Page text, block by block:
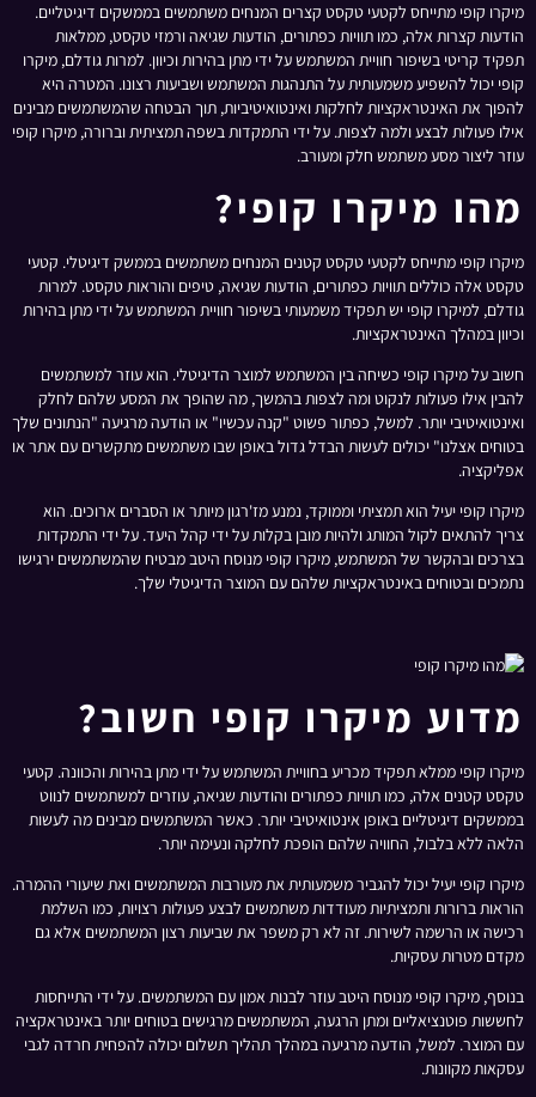
מיקרו קופי מתייחס לקטעי טקסט קצרים המנחים משתמשים בממשקים דיגיטליים.
הודעות קצרות אלה, כמו תוויות כפתורים, הודעות שגיאה ורמזי טקסט, ממלאות
תפקיד קריטי בשיפור חוויית המשתמש על ידי מתן בהירות וכיוון. למרות גודלם, מיקרו
קופי יכול להשפיע משמעותית על התנהגות המשתמש ושביעות רצונו. המטרה היא
להפוך את האינטראקציות לחלקות ואינטואיטיביות, תוך הבטחה שהמשתמשים מבינים
אילו פעולות לבצע ולמה לצפות. על ידי התמקדות בשפה תמציתית וברורה, מיקרו קופי
עוזר ליצור מסע משתמש חלק ומעורב.
מהו מיקרו קופי?
מיקרו קופי מתייחס לקטעי טקסט קטנים המנחים משתמשים בממשק דיגיטלי. קטעי
טקסט אלה כוללים תוויות כפתורים, הודעות שגיאה, טיפים והוראות טקסט. למרות
גודלם, למיקרו קופי יש תפקיד משמעותי בשיפור חוויית המשתמש על ידי מתן בהירות
וכיוון במהלך האינטראקציות.
חשוב על מיקרו קופי כשיחה בין המשתמש למוצר הדיגיטלי. הוא עוזר למשתמשים
להבין אילו פעולות לנקוט ומה לצפות בהמשך, מה שהופך את המסע שלהם לחלק
ואינטואיטיבי יותר. למשל, כפתור פשוט "קנה עכשיו" או הודעה מרגיעה "הנתונים שלך
בטוחים אצלנו" יכולים לעשות הבדל גדול באופן שבו משתמשים מתקשרים עם אתר או
אפליקציה.
מיקרו קופי יעיל הוא תמציתי וממוקד, נמנע מז'רגון מיותר או הסברים ארוכים. הוא
צריך להתאים לקול המותג ולהיות מובן בקלות על ידי קהל היעד. על ידי התמקדות
בצרכים ובהקשר של המשתמש, מיקרו קופי מנוסח היטב מבטיח שהמשתמשים ירגישו
נתמכים ובטוחים באינטראקציות שלהם עם המוצר הדיגיטלי שלך.
מדוע מיקרו קופי חשוב?
מיקרו קופי ממלא תפקיד מכריע בחוויית המשתמש על ידי מתן בהירות והכוונה. קטעי
טקסט קטנים אלה, כמו תוויות כפתורים והודעות שגיאה, עוזרים למשתמשים לנווט
בממשקים דיגיטליים באופן אינטואיטיבי יותר. כאשר המשתמשים מבינים מה לעשות
הלאה ללא בלבול, החוויה שלהם הופכת לחלקה ונעימה יותר.
מיקרו קופי יעיל יכול להגביר משמעותית את מעורבות המשתמשים ואת שיעורי ההמרה.
הוראות ברורות ותמציתיות מעודדות משתמשים לבצע פעולות רצויות, כמו השלמת
רכישה או הרשמה לשירות. זה לא רק משפר את שביעות רצון המשתמשים אלא גם
מקדם מטרות עסקיות.
בנוסף, מיקרו קופי מנוסח היטב עוזר לבנות אמון עם המשתמשים. על ידי התייחסות
לחששות פוטנציאליים ומתן הרגעה, המשתמשים מרגישים בטוחים יותר באינטראקציה
עם המוצר. למשל, הודעה מרגיעה במהלך תהליך תשלום יכולה להפחית חרדה לגבי
עסקאות מקוונות.